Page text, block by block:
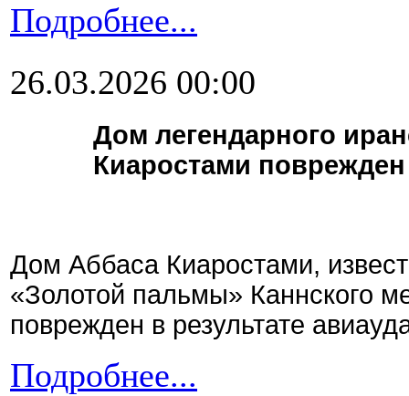
Подробнее...
26.03.2026 00:00
Дом легендарного
Киаростами поврежден
Дом Аббаса Киаростами,
«Золотой пальмы» Каннского
поврежден в результате
Подробнее...